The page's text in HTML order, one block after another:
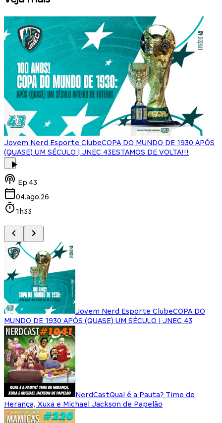
Jovem Nerd Esporte ClubeCOPA DO MUNDO DE 1930 APÓS
(QUASE) UM SÉCULO | JNEC 43ESTAMOS DE VOLTA!!!
Ep.43
04.ago.26
1h33
Jovem Nerd Esporte ClubeCOPA DO
MUNDO DE 1930 APÓS (QUASE) UM SÉCULO | JNEC 43
NerdCastQual é a Pauta? Time de
Herança, Xuxa e Michael Jackson de Papelão